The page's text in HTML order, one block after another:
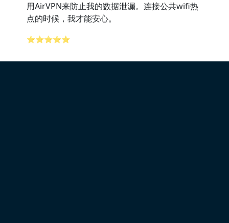
用AirVPN来防止我的数据泄漏。连接公共wifi热
点的时候，我才能安心。
⭐⭐⭐⭐⭐